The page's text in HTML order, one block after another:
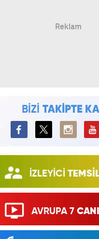
BİZİ TAKİPTE
BiP
İZLEYİCİ
AVRUPA 7